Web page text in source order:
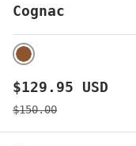
Cognac
BROWN
Precio de venta
$129.95 USD
Precio normal
$150.00